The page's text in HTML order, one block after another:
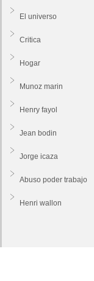
El universo
Critica
Hogar
Munoz marin
Henry fayol
Jean bodin
Jorge icaza
Abuso poder trabajo
Henri wallon